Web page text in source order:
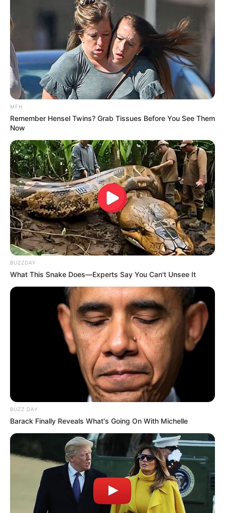
LIHAT ARTIKEL LAINNYA
MFH
Remember Hensel Twins? Grab Tissues Before You See Them
Now
BUZZDAY
What This Snake Does—Experts Say You Can't Unsee It
BUZZ DAY
Barack Finally Reveals What's Going On With Michelle